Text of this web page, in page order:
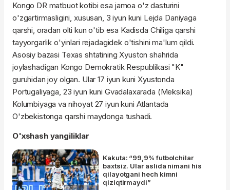
Kongo DR matbuot kotibi esa jamoa o'z dasturini
o'zgartirmasligini, xususan, 3 iyun kuni Lejda Daniyaga
qarshi, oradan olti kun o'tib esa Kadisda Chiliga qarshi
tayyorgarlik o'yinlari rejadagidek o'tishini ma'lum qildi.
Asosiy bazasi Texas shtatining Xyuston shahrida
joylashadigan Kongo Demokratik Respublikasi "K"
guruhidan joy olgan. Ular 17 iyun kuni Xyustonda
Portugaliyaga, 23 iyun kuni Gvadalaxarada (Meksika)
Kolumbiyaga va nihoyat 27 iyun kuni Atlantada
O'zbekistonga qarshi maydonga tushadi.
O'xshash yangiliklar
Kakuta: “99,9% futbolchilar
baxtsiz. Ular aslida nimani his
qilayotgani hech kimni
qiziqtirmaydi”